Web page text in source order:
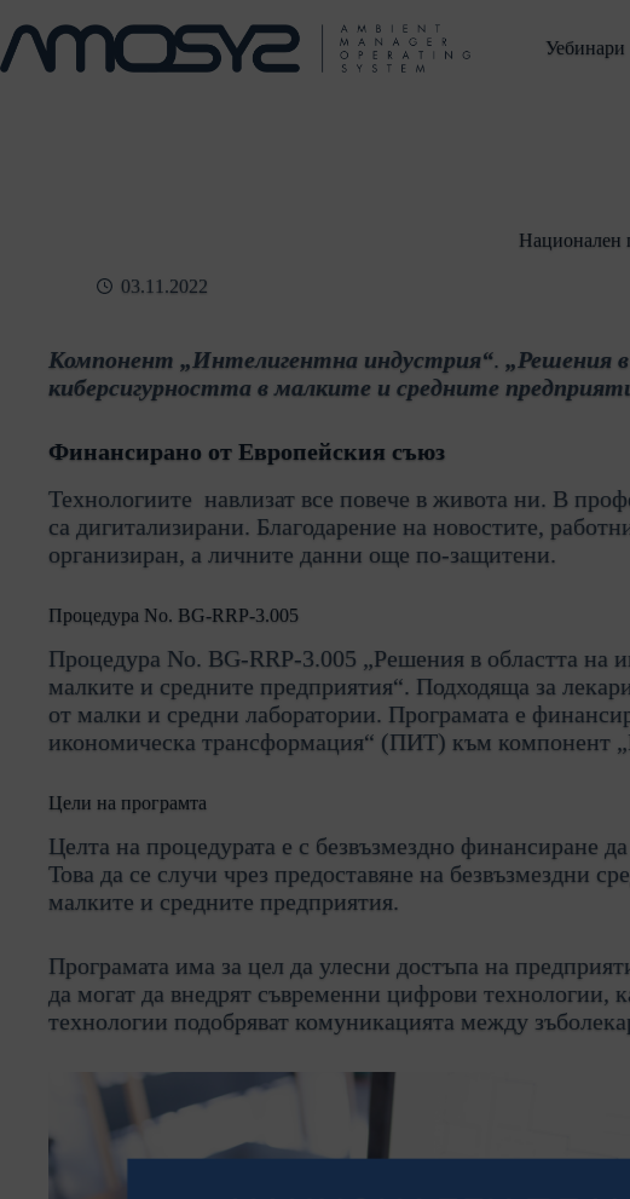
content
Уебинари
Национален
03.11.2022
Компонент „Интелигентна индустрия“. „Решения
киберсигурността в малките и средните
Финансирано от Европейския съюз
Технологиите навлизат все повече в живота ни. В
са дигитализирани. Благодарение на новостите,
организиран, а личните данни още по-защитени.
Процедура No. BG-RRP-3.005
Процедура No. BG-RRP-3.005 „Решения в областта
малките и средните предприятия“. Подходяща за
от малки и средни лаборатории. Програмата е
икономическа трансформация“ (ПИТ) към компонент
Цели на програмта
Целта на процедурата е с безвъзмездно финансиране
Това да се случи чрез предоставяне на безвъзмездни
малките и средните предприятия.
Програмата има за цел да улесни достъпа на
да могат да внедрят съвременни цифрови
технологии подобряват комуникацията между